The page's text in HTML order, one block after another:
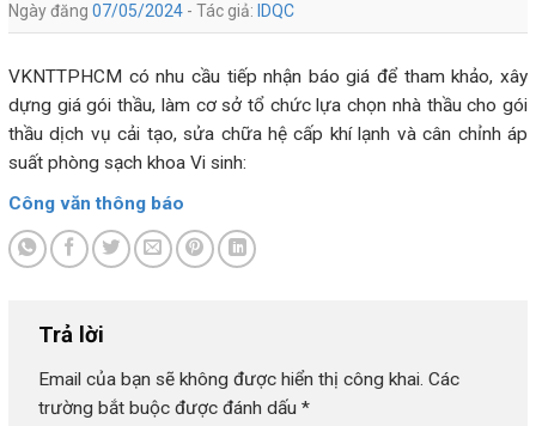
Ngày đăng 07/05/2024 - Tác giả: IDQC
VKNTTPHCM có nhu cầu tiếp nhận báo giá để tham khảo, xây
dựng giá gói thầu, làm cơ sở tổ chức lựa chọn nhà thầu cho gói
thầu dịch vụ cải tạo, sửa chữa hệ cấp khí lạnh và cân chỉnh áp
suất phòng sạch khoa Vi sinh:
Công văn thông báo
Trả lời
Email của bạn sẽ không được hiển thị công khai. Các
trường bắt buộc được đánh dấu *